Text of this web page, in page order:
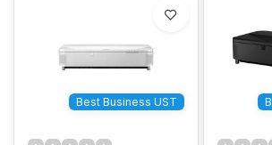
Best Business UST